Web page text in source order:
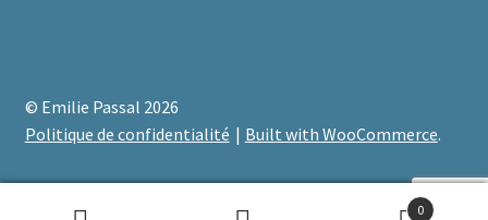
© Emilie Passal 2026
Politique de confidentialité
Built with WooCommerce.
0